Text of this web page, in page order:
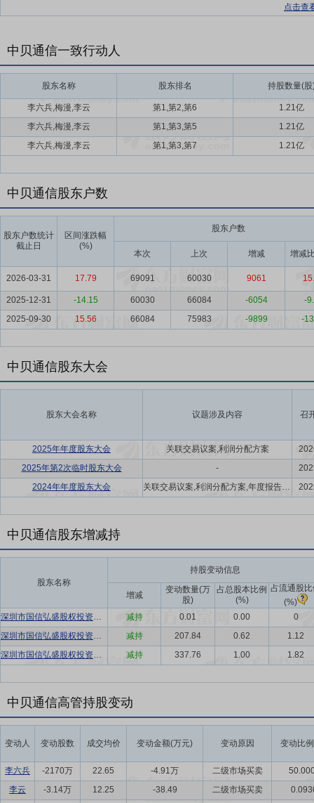
点击查
中贝通信一致行动人
股东名称 股东排名 持股数量(股
李六兵,梅漫,李云 第1,第2,第6
1.21亿
李六兵,梅漫,李云
第1,第3,第5
1.21亿
李六兵,梅漫,李云
第1,第3,第7 1.21亿
中贝通信股东户数
股东户数统计
截止日
区间涨跌幅
(%)
股东户数
本次 上次 增减 增减
2026-03-31 17.79 69091 60030 9061
2025-12-31 -14.15 60030 66084 -6054
-
2025-09-30
15.56 66084 75983 -9899 -
中贝通信股东大会
股东大会名称 议题涉及内容 召
2025年年度股东大会 关联交易议案,利润分配方案
2025年第2次临时股东大会
-
2024年年度股东大会
关联交易议案,利润分配方案,年度报告(摘要)议案
中贝通信股东增减持
股东名称
持股变动信息
增减
变动数量(万
股)
占总股本比例
(%)
占流通股
(%)
深圳市国信弘盛股权投资基金(有限合伙)
减持 0.01 0.00
0
深圳市国信弘盛股权投资基金(有限合伙)
减持 207.84 0.62
1.12
深圳市国信弘盛股权投资基金(有限合伙)
减持 337.76 1.00 1.82
中贝通信高管持股变动
变动人 变动股数 成交均价 变动金额(万元) 变动原因 变动比
李六兵 -2170万 22.65 -4.91万 二级市场买卖
李云
-3.14万 12.25 -38.49 二级市场买卖